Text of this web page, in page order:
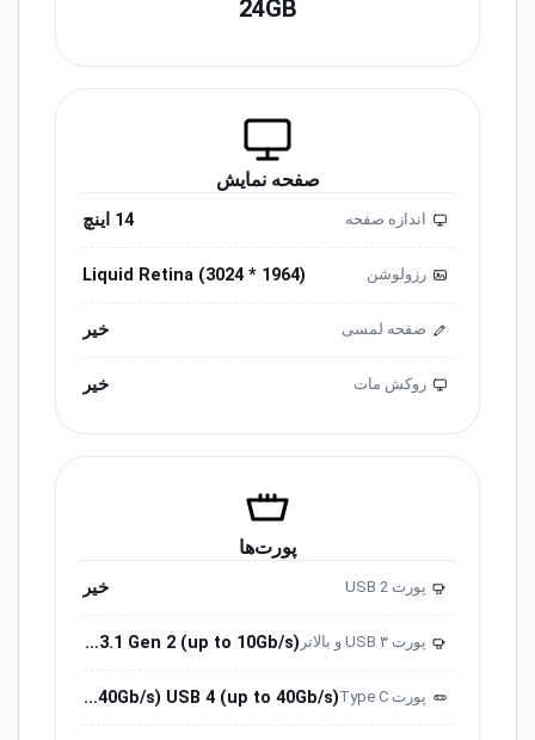
24GB
صفحه نمایش
اندازه صفحه 14 اینچ
رزولوشن Liquid Retina (3024 * 1964)
صفحه لمسی خیر
روکش مات خیر
پورت‌ها
2.0 پورت USB 2 خیر
3.0 پورت USB ۳ و ‌‌بالاتر USB 3.1 Gen 2 (up to 10Gb/s)
پورت ‌‌Type C Three Thunderbolt 4 (USB-C) ports with support for: Charging DisplayPort Thunderbolt 4 (up to 40Gb/s) USB 4 (up to 40Gb/s)